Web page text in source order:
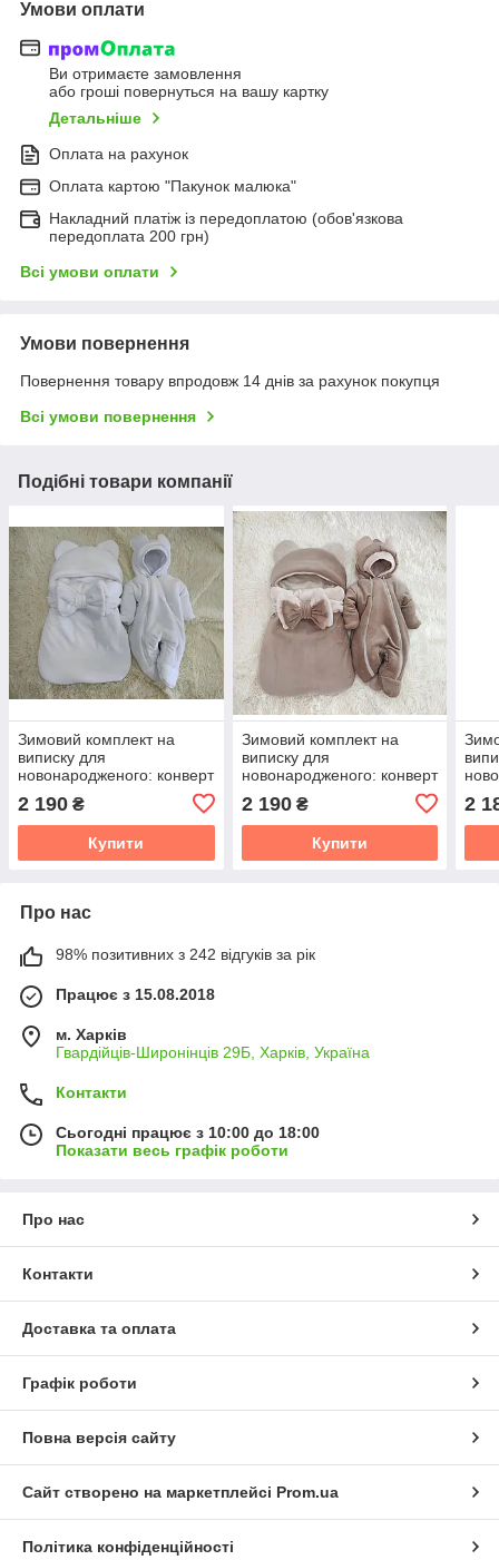
Умови оплати
Ви отримаєте замовлення
або гроші повернуться на вашу картку
Детальніше
Оплата на рахунок
Оплата картою "Пакунок малюка"
Накладний платіж із передоплатою (обов'язкова
передоплата 200 грн)
Всі умови оплати
Умови повернення
Повернення товару впродовж 14 днів за рахунок покупця
Всі умови повернення
Подібні товари компанії
Зимовий комплект на
виписку для
новонародженого: конверт
комбінезон 56-62 см
2 190 ₴
Купити
Зимовий комплект на
виписку для
новонародженого: конверт
комбінезон 56-62 см
2 190₴
Купити
2
Про нас
98% позитивних з 242 відгуків за рік
Працює з 15.08.2018
м. Харків
Гвардійців-Широнінців 29Б, Харків, Україна
Контакти
Сьогодні працює з 10:00 до 18:00
Показати весь графік роботи
Про нас
Контакти
Доставка та оплата
Графік роботи
Повна версія сайту
Сайт створено на маркетплейсі Prom.ua
Політика конфіденційності